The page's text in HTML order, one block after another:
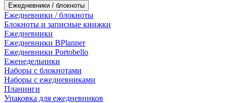
Ежедневники / блокноты
Ежедневники / блокноты
Блокноты и записные книжки
Ежедневники
Ежедневники BPlanner
Ежедневники Portobello
Еженедельники
Наборы с блокнотами
Наборы с ежедневниками
Планинги
Упаковка для ежедневников